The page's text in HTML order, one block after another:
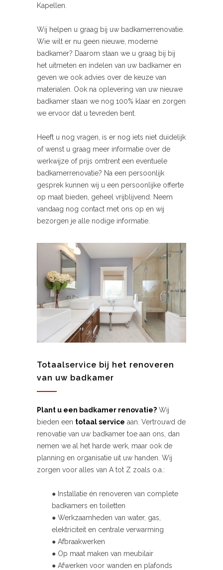
Kapellen.
Wij helpen u graag bij uw badkamerrenovatie.
Wie wilt er nu geen nieuwe, moderne
badkamer? Daarom staan we u graag bij bij
het uitmeten en indelen van uw badkamer en
geven we ook advies over de keuze van
materialen. Ook na oplevering van uw nieuwe
badkamer staan we nog 100% klaar en zorgen
we ervoor dat u tevreden bent.
Heeft u nog vragen, is er nog iets niet duidelijk
of wenst u graag meer informatie over de
werkwijze of prijs omtrent een eventuele
badkamerrenovatie? Na een persoonlijk
gesprek kunnen wij u een persoonlijke offerte
op maat bieden, geheel vrijblijvend. Neem
vandaag nog contact met ons op en wij
bezorgen je alle nodige informatie.
Totaalservice bij het renoveren
van uw badkamer
Plant u een badkamer renovatie? Wij
bieden een totaal service aan. Vertrouwd de
renovatie van uw badkamer toe aan ons, dan
nemen we al het harde werk, maar ook de
planning en organisatie uit uw handen. Wij
zorgen voor alles van A tot Z zoals o.a.:
● Installatie én renoveren van complete
badkamers en toiletten
● Werkzaamheden van water, gas,
elektriciteit en centrale verwarming
● Afbraakwerken
● Op maat maken van meubilair
● Afwerken voor wanden en plafonds